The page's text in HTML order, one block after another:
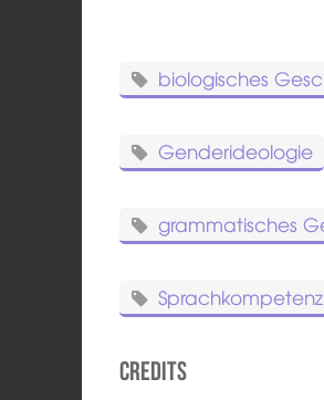
biologisches
Genderideologie
grammatisches
Sprachkompetenz
Credits